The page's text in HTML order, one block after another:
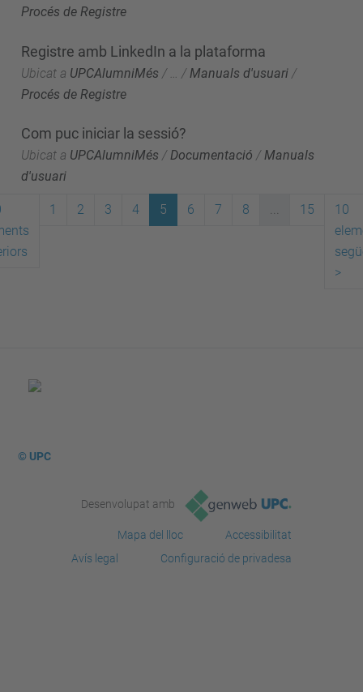
Procés de Registre
Registre amb LinkedIn a la plataforma
Ubicat a UPCAlumniMés / / Manuals d'usuari /
Procés de Registre
Com puc iniciar la sessió?
Ubicat a UPCAlumniMés /Documentació /Manuals
d'usuari
1 2 3 4 5 6 7 8 ... 15
10
>
© UPC
Desenvolupat amb
Mapa del lloc
Accessibilitat
Avís legal
Configuració de privadesa